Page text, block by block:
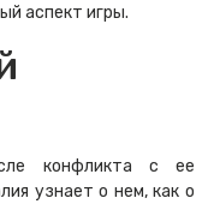
аспект игры.
конфликта с ее
узнает о нем, как о